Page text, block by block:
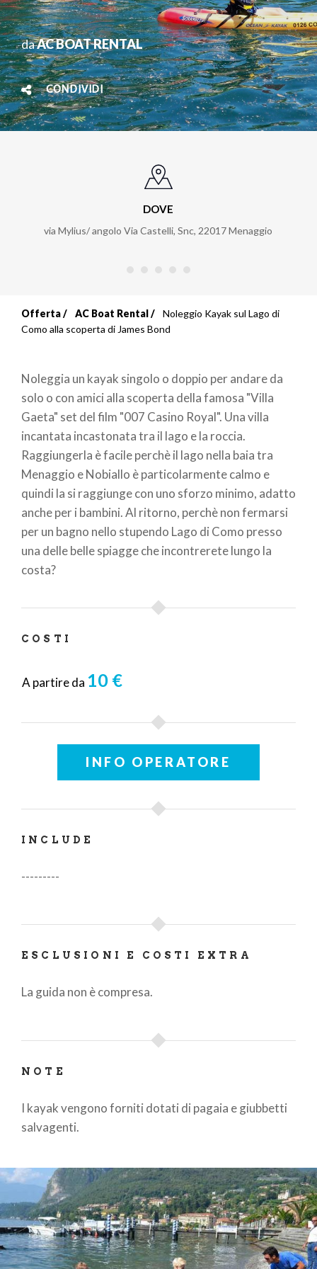
daAC BOAT RENTAL
CONDIVIDI
DOVE
via Mylius/ angolo Via Castelli, Snc, 22017Menaggio
Briciole
pane
Offerta AC Boat Rental
Noleggio Kayak sul Lago di
Como alla scoperta di James Bond
Noleggia un kayak singolo o doppio per andare da
solo o con amici alla scoperta della famosa "Villa
Gaeta" set del film "007 Casino Royal". Una villa
incantata incastonata tra il lago e la roccia.
Raggiungerla è facile perchè il lago nella baia tra
Menaggio e Nobiallo è particolarmente calmo e
quindi la si raggiunge con uno sforzo minimo, adatto
anche per i bambini. Al ritorno, perchè non fermarsi
per un bagno nello stupendo Lago di Como presso
una delle belle spiagge che incontrerete lungo la
costa?
COSTI
A partire da 10 €
INFO OPERATORE
INCLUDE
---------
ESCLUSIONI E COSTI EXTRA
La guida non è compresa.
NOTE
I kayak vengono forniti dotati di pagaia e giubbetti
salvagenti.